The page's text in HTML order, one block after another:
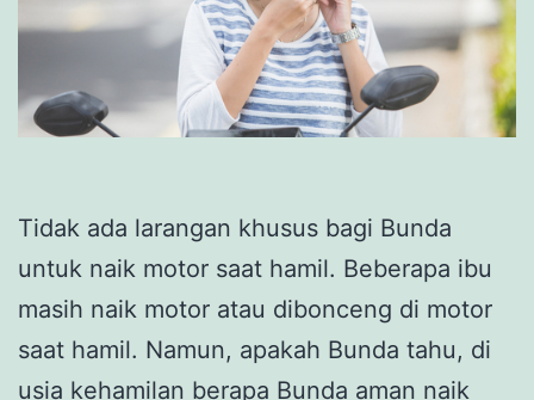
Tidak ada larangan khusus bagi Bunda
untuk naik motor saat hamil. Beberapa ibu
masih naik motor atau dibonceng di motor
saat hamil. Namun, apakah Bunda tahu, di
usia kehamilan berapa Bunda aman naik